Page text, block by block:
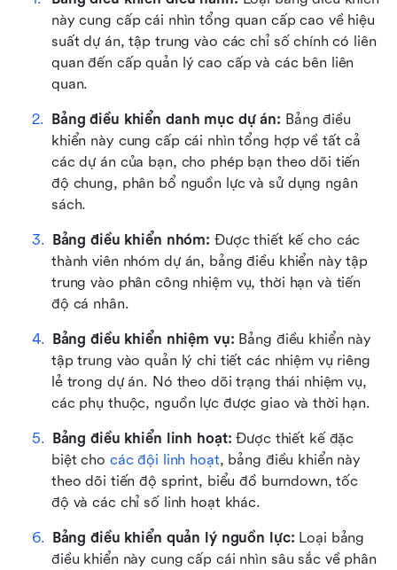
này cung cấp cái nhìn tổng quan cấp cao về hiệu
suất dự án, tập trung vào các chỉ số chính có liên
quan đến cấp quản lý cao cấp và các bên liên
quan.
Bảng điều khiển danh mục dự án: Bảng điều
khiển này cung cấp cái nhìn tổng hợp về tất cả
các dự án của bạn, cho phép bạn theo dõi tiến
độ chung, phân bổ nguồn lực và sử dụng ngân
sách.
Bảng điều khiển nhóm: Được thiết kế cho các
thành viên nhóm dự án, bảng điều khiển này tập
trung vào phân công nhiệm vụ, thời hạn và tiến
độ cá nhân.
Bảng điều khiển nhiệm vụ: Bảng điều khiển này
tập trung vào quản lý chi tiết các nhiệm vụ riêng
lẻ trong dự án. Nó theo dõi trạng thái nhiệm vụ,
các phụ thuộc, nguồn lực được giao và thời hạn.
Bảng điều khiển linh hoạt: Được thiết kế đặc
biệt cho các đội linh hoạt, bảng điều khiển này
theo dõi tiến độ sprint, biểu đồ burndown, tốc
độ và các chỉ số linh hoạt khác.
Bảng điều khiển quản lý nguồn lực: Loại bảng
điều khiển này cung cấp cái nhìn sâu sắc về phân